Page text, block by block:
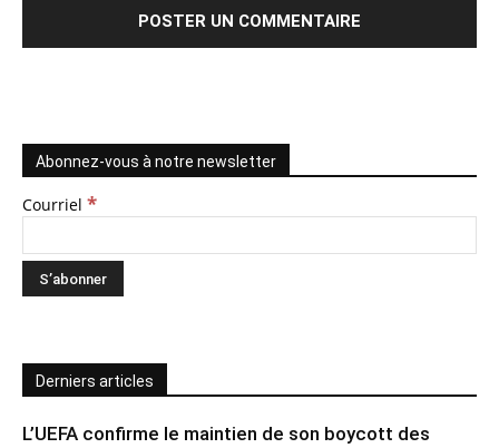
Abonnez-vous à notre newsletter
Courriel *
Derniers articles
L’UEFA confirme le maintien de son boycott des